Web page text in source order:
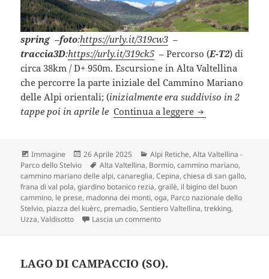
spring–foto:https://urly.it/319cw3 –
traccia3D:https://urly.it/319ck5 – Percorso (E-T2) di
circa 38km / D+ 950m. Escursione in Alta Valtellina
che percorre la parte iniziale del Cammino Mariano
delle Alpi orientali; (inizialmente era suddiviso in 2
tappe poi in aprile le Continua a leggere BORMIO –
Formato
Immagine
Scritto
26 Aprile 2025 Categorie
Alpi Retiche,Alta Valtellina -
Parco dello Stelvio
Tag
Alta Valtellina, Bormio,cammino mariano,
cammino mariano delle alpi,canareglia,Cepina,chiesa di san gallo,
frana di val pola,giardino botanico rezia,grailè, il bigino del buon
cammino, le prese, madonna dei monti,oga, Parco nazionale dello
Stelvio, piazza del kuèrc, premadio,Sentiero Valtellina,trekking,
Uzza,Valdisotto Lascia un commentosu BORMIO – GRAILÈ lungo il
LAGO DI CAMPACCIO (SO).